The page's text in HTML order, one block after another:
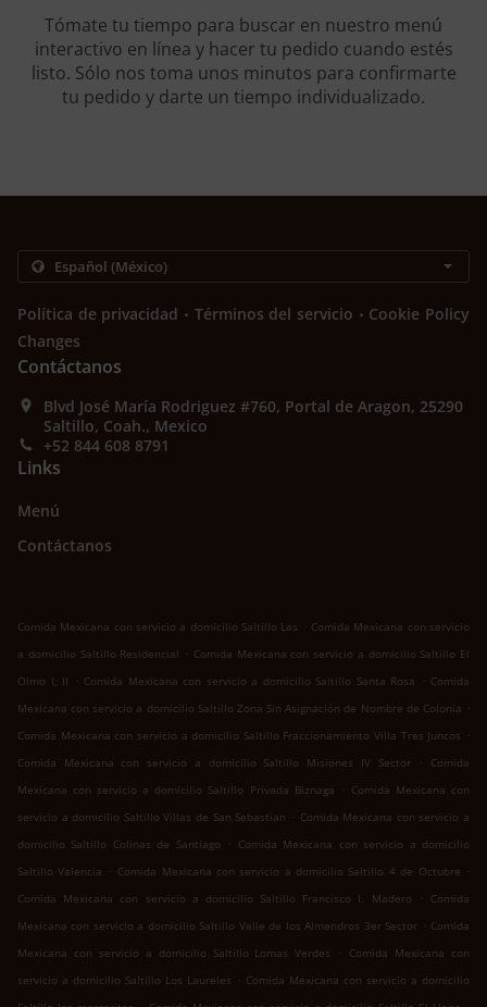
Tómate tu tiempo para buscar en nuestro menú
interactivo en línea y hacer tu pedido cuando estés
listo. Sólo nos toma unos minutos para confirmarte
tu pedido y darte un tiempo individualizado.
Política de privacidad . Términos del servicio . Cookie Policy
Changes
Contáctanos
Blvd José María Rodriguez #760, Portal de Aragon, 25290
Saltillo, Coah., Mexico
+52 844 608 8791
Links
Menú
Contáctanos
Comida Mexicana con servicio a domicilio Saltillo Las . Comida Mexicana con servicio
a domicilio Saltillo Residencial . Comida Mexicana con servicio a domicilio Saltillo El
Olmo I, II
. Comida Mexicana con servicio a domicilio Saltillo Santa Rosa . Comida
Mexicana con servicio a domicilio Saltillo Zona Sin Asignación de Nombre de Colonia .
Comida Mexicana con servicio a domicilio Saltillo Fraccionamiento Villa Tres Juncos .
Comida Mexicana con servicio a domicilio Saltillo Misiones IV Sector
.
Comida
Mexicana con servicio a domicilio Saltillo Privada Biznaga
. Comida Mexicana con
servicio a domicilio Saltillo Villas de San Sebastian . Comida Mexicana con servicio a
domicilio Saltillo Colinas de Santiago
. Comida Mexicana con servicio a domicilio
Saltillo Valencia
. Comida Mexicana con servicio a domicilio Saltillo 4 de Octubre .
Comida Mexicana con servicio a domicilio Saltillo Francisco I. Madero
. Comida
Mexicana con servicio a domicilio Saltillo Valle de los Almendros 3er Sector . Comida
Mexicana con servicio a domicilio Saltillo Lomas Verdes
. Comida Mexicana con
servicio a domicilio Saltillo Los Laureles . Comida Mexicana con servicio a domicilio